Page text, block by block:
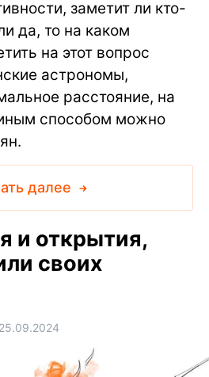
заметит ли кто-
да, то на каком
на этот вопрос
астрономы,
расстояние, на
способом можно
далее
и открытия,
своих